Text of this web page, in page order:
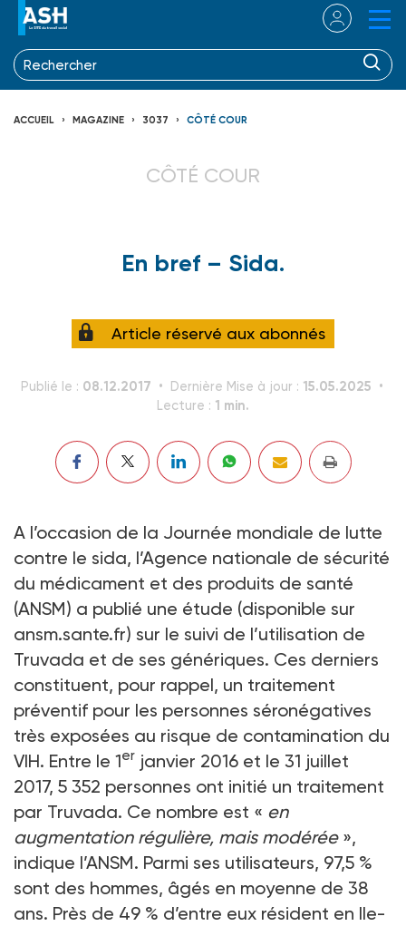
ACCUEIL MAGAZINE 3037 CÔTÉ COUR
CÔTÉ COUR
En bref – Sida.
Article réservé aux abonnés
Publié le : 08.12.2017 Dernière Mise à jour : 15.05.2025
Lecture : 1 min.
A l’occasion de la Journée mondiale de lutte
contre le sida, l’Agence nationale de sécurité
du médicament et des produits de santé
(ANSM) a publié une étude (disponible sur
ansm.sante.fr) sur le suivi de l’utilisation de
Truvada et de ses génériques. Ces derniers
constituent, pour rappel, un traitement
préventif pour les personnes séronégatives
très exposées au risque de contamination du
VIH. Entre le 1er janvier 2016 et le 31 juillet
2017, 5 352 personnes ont initié un traitement
par Truvada. Ce nombre est « en
augmentation régulière, mais modérée»,
indique l’ANSM. Parmi ses utilisateurs, 97,5 %
sont des hommes, âgés en moyenne de 38
ans. Près de 49 % d’entre eux résident en Ile-